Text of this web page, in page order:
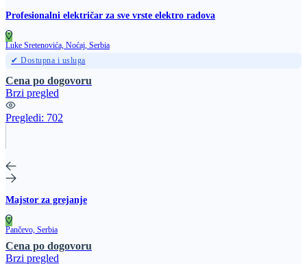
Profesionalni električar za sve vrste elektro radova
Luke Sretenovića, Noćaj, Serbia
✔ Dostupna i usluga
Cena po dogovoru
Brzi pregled
Pregledi: 702
Majstor za grejanje
Pančevo, Serbia
Cena po dogovoru
Brzi pregled